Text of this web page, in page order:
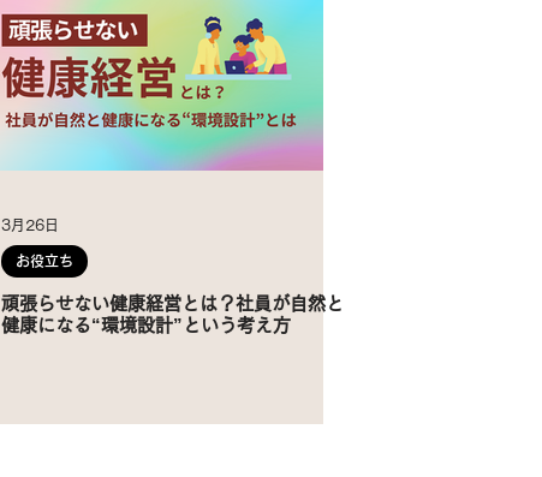
3月26日
お役立ち
頑張らせない健康経営とは？社員が自然と
健康になる“環境設計”という考え方